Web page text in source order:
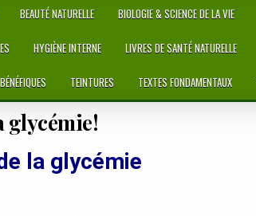
BEAUTÉ NATURELLE BIOLOGIE & SCIENCE DE LA VIE
HYGIÈNE INTERNE LIVRES DE SANTÉ NATURELLE
TEINTURES TEXTES FONDAMENTAUX
glycémie!
la glycémie